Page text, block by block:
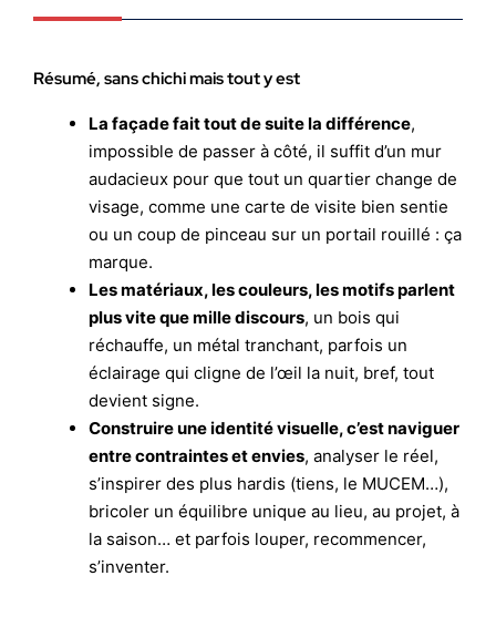
Résumé, sans chichi mais tout y est
La façade fait tout de suite la différence,
impossible de passer à côté, il suffit d’un mur
audacieux pour que tout un quartier change de
visage, comme une carte de visite bien sentie
ou un coup de pinceau sur un portail rouillé : ça
marque.
Les matériaux, les couleurs, les motifs parlent
plus vite que mille discours, un bois qui
réchauffe, un métal tranchant, parfois un
éclairage qui cligne de l’œil la nuit, bref, tout
devient signe.
Construire une identité visuelle, c’est naviguer
entre contraintes et envies, analyser le réel,
s’inspirer des plus hardis (tiens, le MUCEM…),
bricoler un équilibre unique au lieu, au projet, à
la saison… et parfois louper, recommencer,
s’inventer.